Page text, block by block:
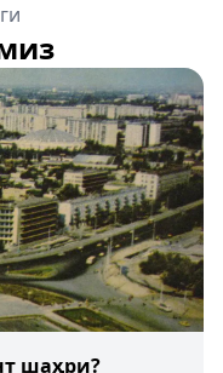
шаҳри?